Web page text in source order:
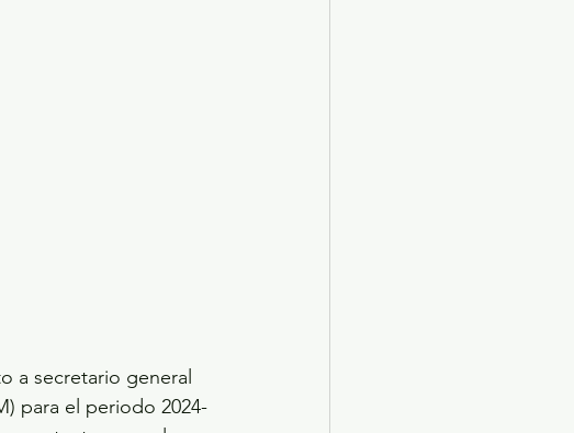
a secretario general
para el periodo 2024-